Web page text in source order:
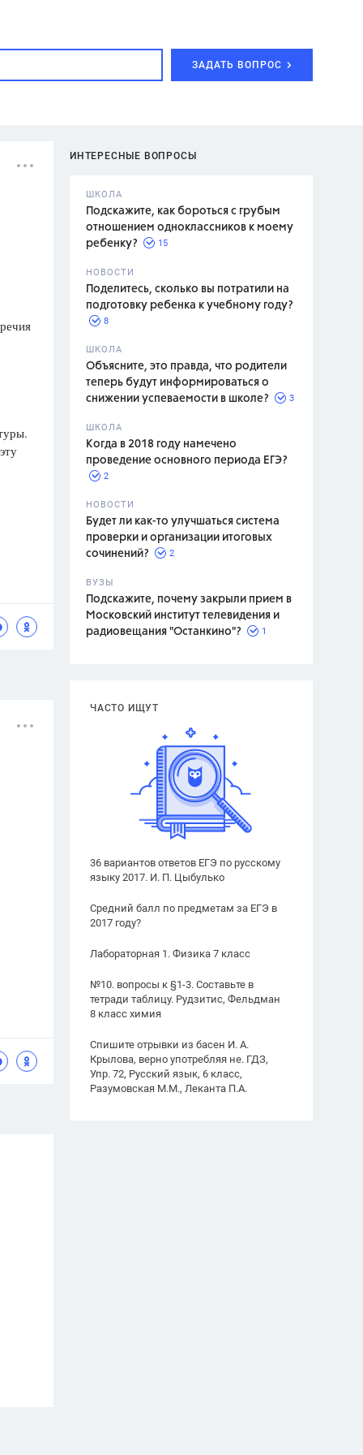
ЗАДАТЬ ВОПРОС
ИНТЕРЕСНЫЕ ВОПРОСЫ
ШКОЛА
Подскажите, как бороться с грубым
отношением одноклассников к моему
ребенку?
15
НОВОСТИ
Поделитесь, сколько вы потратили на
подготовку ребенка к учебному году?
8
ШКОЛА
Объясните, это правда, что родители
теперь будут информироваться о
снижении успеваемости в школе?
3
ШКОЛА
Когда в 2018 году намечено
проведение основного периода ЕГЭ?
2
НОВОСТИ
Будет ли как-то улучшаться система
проверки и организации итоговых
сочинений?
2
ВУЗЫ
Подскажите, почему закрыли прием в
Московский институт телевидения и
радиовещания "Останкино"?
1
ЧАСТО ИЩУТ
36 вариантов ответов ЕГЭ по русскому
языку 2017. И. П. Цыбулько
Средний балл по предметам за ЕГЭ в
2017 году?
Лабораторная 1. Физика 7 класс
№10. вопросы к §1-3. Составьте в
тетради таблицу. Рудзитис, Фельдман
8 класс химия
Спишите отрывки из басен И. А.
Крылова, верно употребляя не. ГДЗ,
Упр. 72, Русский язык, 6 класс,
Разумовская М.М., Леканта П.А.